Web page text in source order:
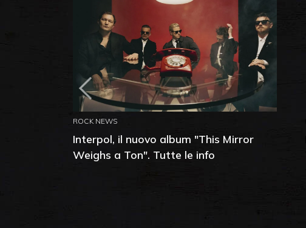
ROCK NEWS
Interpol, il nuovo album "This Mirror
Weighs a Ton". Tutte le info